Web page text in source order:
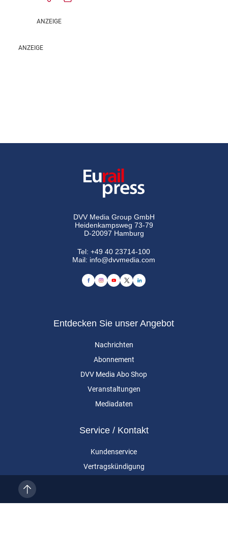
DVV Media Group GmbH
Heidenkampsweg 73-79
D-20097 Hamburg
Tel:+49 40 23714-100
Mail: info@dvvmedia.com
Entdecken Sie unser Angebot
Nachrichten
Abonnement
DVV Media Abo Shop
Veranstaltungen
Mediadaten
Service / Kontakt
Kundenservice
Vertragskündigung